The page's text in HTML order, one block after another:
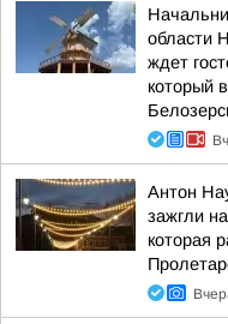
области
ждет
который
Антон
зажгли
которая